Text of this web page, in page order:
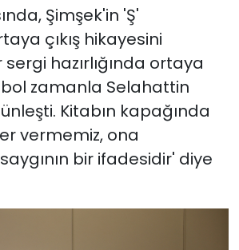
Şimşek'in 'Ş'
çıkış hikayesini
hazırlığında ortaya
zamanla Selahattin
Kitabın kapağında
vermemiz, ona
bir ifadesidir' diye